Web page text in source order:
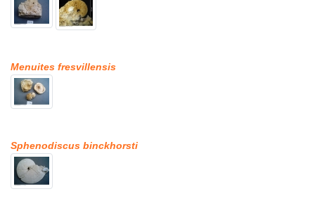
Menuites fresvillensis
Sphenodiscus binckhorsti